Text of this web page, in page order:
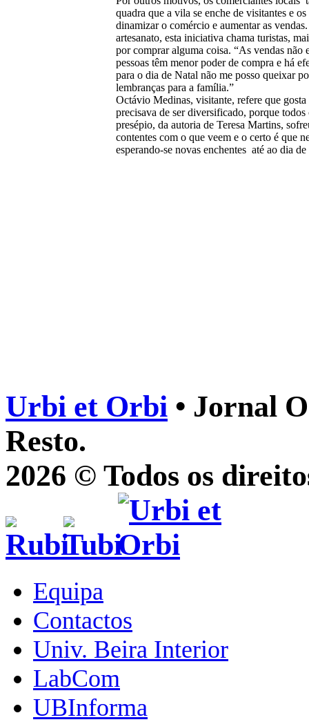
quadra que a vila se enche de visitantes e
dinamizar o comércio e aumentar as
artesanato, esta iniciativa chama turistas,
por comprar alguma coisa. “As vendas não
pessoas têm menor poder de compra e há
para o dia de Natal não me posso queixar
lembranças para a família.”
Octávio Medinas, visitante, refere que
precisava de ser diversificado, porque
presépio, da autoria de Teresa Martins,
contentes com o que veem e o certo é que
esperando-se novas enchentes até ao dia de
Urbi et Orbi • Jornal
Resto.
2026 © Todos os
Equipa
Contactos
Univ. Beira Interior
LabCom
UBInforma